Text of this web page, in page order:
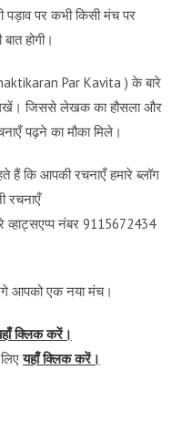
पड़ाव पर कभी किसी मंच पर
होगी।
Par Kavita ) के बारे
जिससे लेखक का हौसला और
पढ़ने का मौका मिले।
कि आपकी रचनाएँ हमारे ब्लॉग
रचनाएँ
व्हाट्सएप्प नंबर 9115672434
आपको एक नया मंच।
क्लिक करें।
यहाँ क्लिक करें।